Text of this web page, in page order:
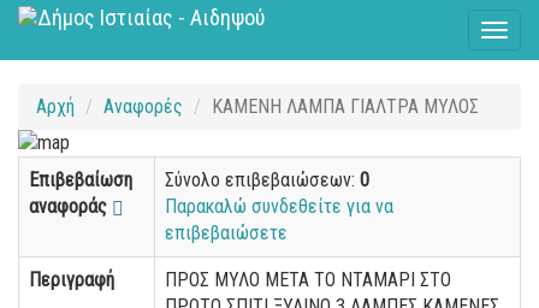
Αρχή Αναφορές ΚΑΜΕΝΗ ΛΑΜΠΑ ΓΙΑΛΤΡΑ ΜΥΛΟΣ
Επιβεβαίωση
αναφοράς
Σύνολο επιβεβαιώσεων: 0
Παρακαλώ συνδεθείτε για να
επιβεβαιώσετε
Περιγραφή
ΠΡΟΣ ΜΥΛΟ ΜΕΤΑ ΤΟ ΝΤΑΜΑΡΙ ΣΤΟ